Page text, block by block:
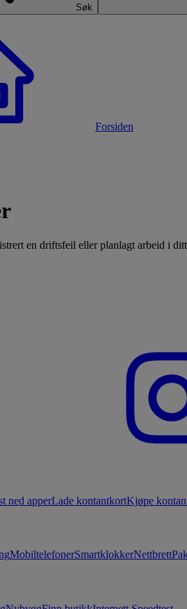
Søk
Forsiden
en driftsfeil eller planlagt arbeid i
ned apperLade kontantkortKjøpe
MobiltelefonerSmartklokkerNettbrett